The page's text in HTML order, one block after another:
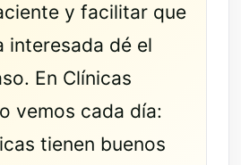
y facilitar que
interesada dé el
En Clínicas
vemos cada día:
tienen buenos